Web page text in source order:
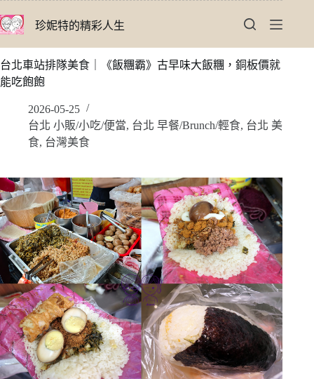
至
要
內
珍妮特的精彩人生
台北車站排隊美食｜《飯糰霸》古早味大飯糰，銅板價就
能吃飽飽
2026-05-25
台北 小販/小吃/便當, 台北 早餐/Brunch/輕食, 台北 美
食, 台灣美食